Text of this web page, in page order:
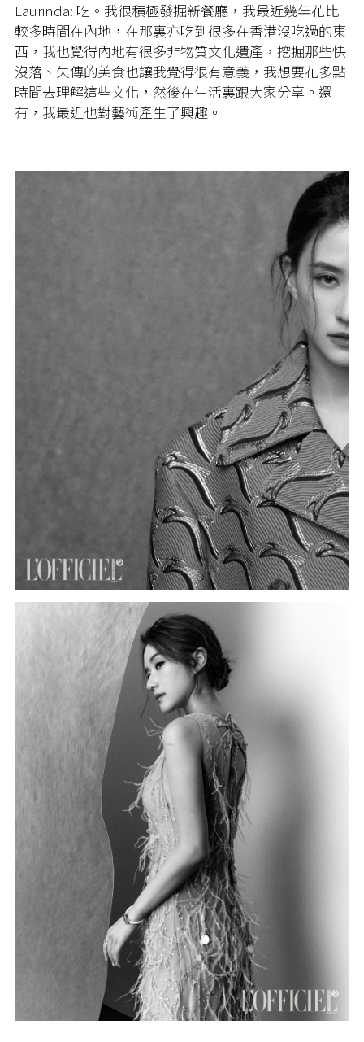
Laurinda: 吃。我很積極發掘新餐廳，我最近幾年花比
較多時間在內地，在那裏亦吃到很多在香港沒吃過的東
西，我也覺得內地有很多非物質文化遺產，挖掘那些快
沒落、失傳的美食也讓我覺得很有意義，我想要花多點
時間去理解這些文化，然後在生活裏跟大家分享。還
有，我最近也對藝術產生了興趣。